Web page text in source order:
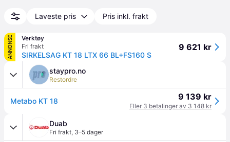
Laveste pris Pris inkl. frakt
ANNONSE
Verktøy
Fri frakt
SIRKELSAG KT 18 LTX 66 BL+FS160 S
9 621 kr
staypro.no
Restordre
Metabo KT 18 9 139 kr
Eller 3 betalinger av 3 148 kr
Duab
Fri frakt, 3–5 dager